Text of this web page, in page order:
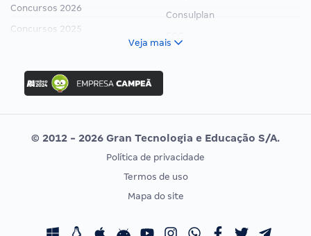
Concursos 2026
Concursos 2025
Concurso Ibama
Concurso MPU
Editais publicados
Consulplan
Vunesp
CONCURSOS POR PROFISSÃO
Concursos Fiscais
EXAME DE ORDEM
Calendário OAB
Veja mais
© 2012 - 2026 Gran Tecnologia e Educação S/A.
Política de privacidade
Termos de uso
Mapa do site